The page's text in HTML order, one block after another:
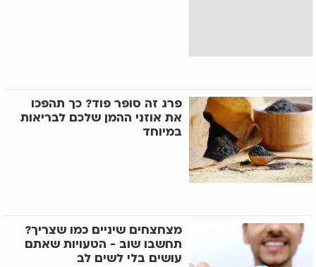
פרג זה סופר פוד? כך תהפכו
את אוזני ההמן שלכם לבריאות
במיוחד
מצחצחים שיניים כמו שצריך?
תחשבו שוב - הטעויות שאתם
עושים בלי לשים לב